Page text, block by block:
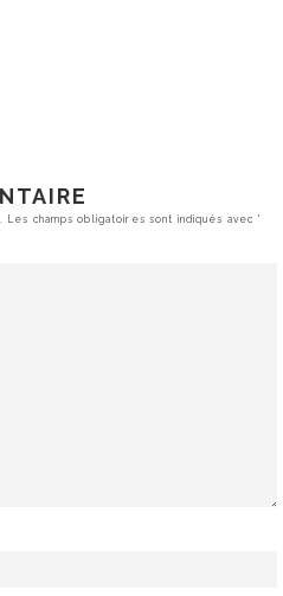
Les champs obligatoires sont indiqués avec*